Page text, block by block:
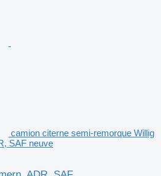
camion citerne semi-remorque Willig
SAF neuve